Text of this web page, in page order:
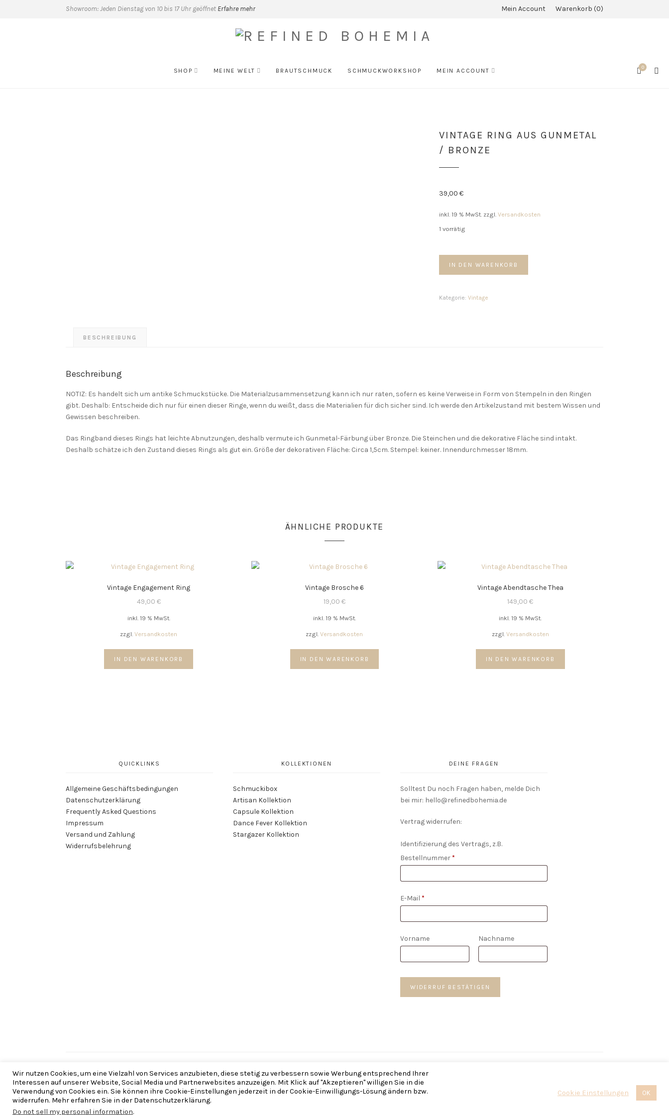
Showroom: Jeden Dienstag von 10 bis 17 Uhr geöffnet Erfahre mehr Mein Account Warenkorb 0
SHOP MEINE WELT BRAUTSCHMUCK SCHMUCKWORKSHOP MEIN ACCOUNT 0
VINTAGE RING AUS GUNMETAL
/ BRONZE
39,00 €
inkl. 19 % MwSt. zzgl. Versandkosten
1 vorrätig
Gunmetal
IN DEN WARENKORB
Kategorie: Vintage
BESCHREIBUNG
Beschreibung
NOTIZ: Es handelt sich um antike Schmuckstücke. Die Materialzusammensetzung kann ich nur raten, sofern es keine Verweise in Form von Stempeln in den Ringen
gibt. Deshalb: Entscheide dich nur für einen dieser Ringe, wenn du weißt, dass die Materialien für dich sicher sind. Ich werde den Artikelzustand mit bestem Wissen und
Gewissen beschreiben.
Das Ringband dieses Rings hat leichte Abnutzungen, deshalb vermute ich Gunmetal-Färbung über Bronze. Die Steinchen und die dekorative Fläche sind intakt.
Deshalb schätze ich den Zustand dieses Rings als gut ein. Größe der dekorativen Fläche: Circa 1,5cm. Stempel: keiner. Innendurchmesser 18mm.
ÄHNLICHE PRODUKTE
Vintage Engagement Ring
49,00 €
inkl. 19 % MwSt.
zzgl.Versandkosten
IN DEN WARENKORB
Vintage Brosche 6
19,00 €
inkl. 19 % MwSt.
zzgl.Versandkosten
IN DEN WARENKORB
Vintage Abendtasche Thea
149,00€
inkl. 19 % MwSt.
zzgl. Versandkosten
IN DEN WARENKORB
QUICKLINKS
Allgemeine Geschäftsbedingungen
Datenschutzerklärung
Frequently Asked Questions
Impressum
Versand und Zahlung
Widerrufsbelehrung
KOLLEKTIONEN
Schmuckibox
Artisan Kollektion
Capsule Kollektion
Dance Fever Kollektion
Stargazer Kollektion
DEINE FRAGEN
Solltest Du noch Fragen haben, melde Dich
bei mir: hello@refinedbohemia.de
Vertrag widerrufen:
Identifizierung des Vertrags, z.B.
Bestellnummer*
E-Mail *
E-
Vorname Nachname
WIDERRUF BESTÄTIGEN
Copyright © 2026 | Refined Bohemia — Made with ♡ imThe Framehouse— Brautschmuck, Everyday und Boho
Wir nutzen Cookies, um eine Vielzahl von Services anzubieten, diese stetig zu verbessern sowie Werbung entsprechend Ihrer
Interessen auf unserer Website, Social Media und Partnerwebsites anzuzeigen. Mit Klick auf "Akzeptieren" willigen Sie in die
Verwendung von Cookies ein. Sie können ihre Cookie-Einstellungen jederzeit in der Cookie-Einwilligungs-Lösung ändern bzw.
widerrufen. Mehr erfahren Sie in der Datenschutzerklärung.
Do not sell my personal information.
Cookie Einstellungen OK